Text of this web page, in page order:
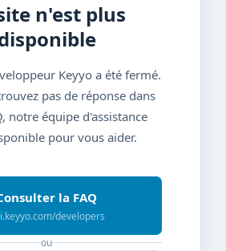
n'est plus
Keyyo a été fermé.
pas de réponse dans
notre équipe d'assistance
pour vous aider.
la FAQ
developers
ou